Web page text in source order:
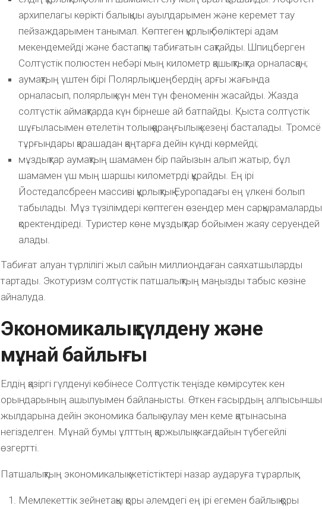
архипелагы көрікті балықшы ауылдарымен және керемет тау
пейзаждарымен танымал. Көптеген құрлық бөліктері адам
мекендемейді және бастапқы табиғатын сақтайды. Шпицберген
Солтүстік полюстен небәрі мың километр қашықтықта орналасқан;
аумақтың үштен бірі Полярлық шеңбердің арғы жағында
орналасып, полярлық күн мен түн феноменін жасайды. Жазда
солтүстік аймақтарда күн бірнеше ай батпайды. Қыста солтүстік
шұғыласымен өтелетін толық қараңғылық кезеңі басталады. Тромсё
тұрғындары қарашадан қаңтарға дейін күнді көрмейді;
мұздықтар аумақтың шамамен бір пайызын алып жатыр, бұл
шамамен үш мың шаршы километрді құрайды. Ең ірі
Йостедалсбреен массиві құрлықтық Еуропадағы ең үлкені болып
табылады. Мұз түзілімдері көптеген өзендер мен сарқырамаларды
қоректендіреді. Туристер көне мұздықтар бойымен жаяу серуендей
алады.
Табиғат алуан түрлілігі жыл сайын миллиондаған саяхатшыларды
тартады. Экотуризм солтүстік патшалықтың маңызды табыс көзіне
айналуда.
Экономикалық гүлдену және
мұнай байлығы
Елдің қазіргі гүлденуі көбінесе Солтүстік теңізде көмірсутек кен
орындарының ашылуымен байланысты. Өткен ғасырдың алпысыншы
жылдарына дейін экономика балық аулау мен кеме қатынасына
негізделген. Мұнай бумы ұлттың қаржылық жағдайын түбегейлі
өзгертті.
Патшалықтың экономикалық жетістіктері назар аударуға тұрарлық:
Мемлекеттік зейнетақы қоры әлемдегі ең ірі егемен байлық қоры